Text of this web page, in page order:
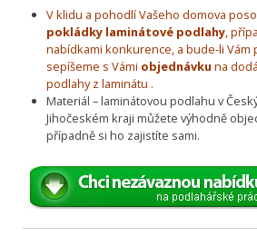
V klidu a pohodlí Vašeho domova
pokládky laminátové podlahy,
nabídkami konkurence, a bude-li Vám
sepíšeme s Vámi objednávku na
podlahy z laminátu .
Materiál – laminátovou podlahu v
Jihočeském kraji můžete výhodně
případně si ho zajistíte sami.